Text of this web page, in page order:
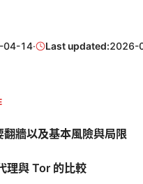
04-14· Last updated:2026-
翻牆以及基本風險與局限
理與 Tor 的比較